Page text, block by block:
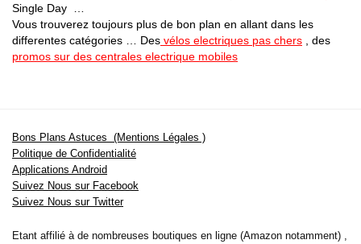
Single Day …
Vous trouverez toujours plus de bon plan en allant dans les
differentes catégories … Des vélos electriques pas chers , des
promos sur des centrales electrique mobiles
Bons Plans Astuces (Mentions Légales )
Politique de Confidentialité
Applications Android
Suivez Nous sur Facebook
Suivez Nous sur Twitter
Etant affilié à de nombreuses boutiques en ligne (Amazon notamment) ,